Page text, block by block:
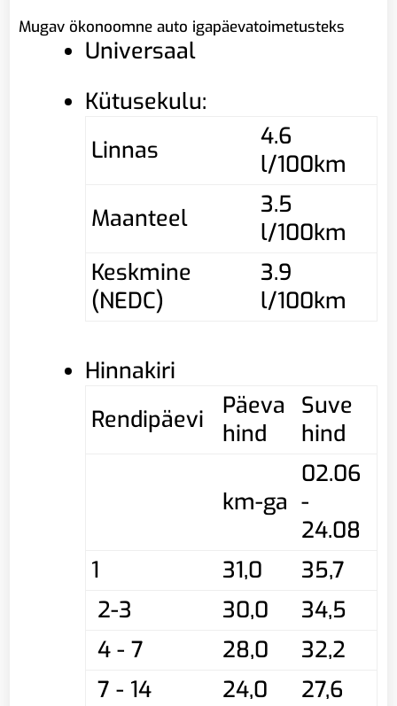
Mugav ökonoomne auto igapäevatoimetusteks
Universaal
Kütusekulu:
Linnas
4.6
l/100km
Maanteel
3.5
l/100km
Keskmine
(NEDC)
3.9
l/100km
Hinnakiri
Rendipäevi
Päeva
hind
Suve
hind
km-ga
02.06
-
24.08
1
31,0
35,7
2-3
30,0
34,5
4 - 7
28,0
32,2
7 - 14
24,0
27,6